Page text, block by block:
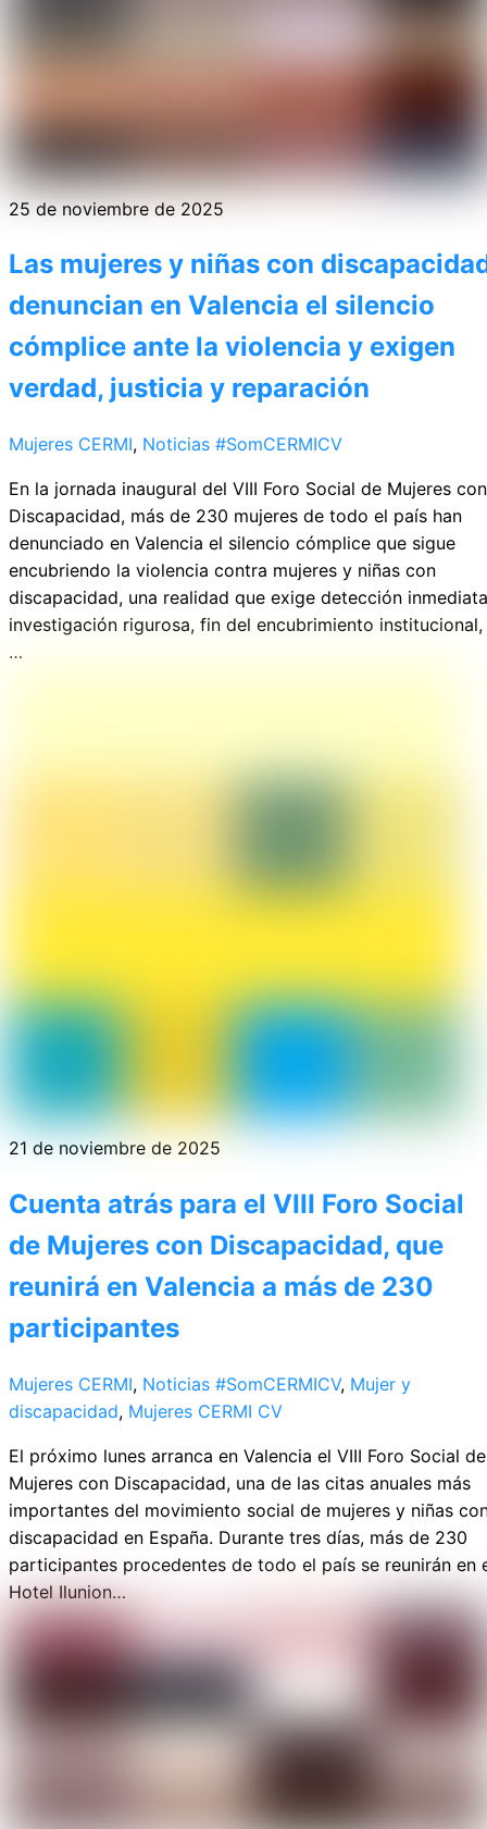
25 de noviembre de 2025
Las mujeres y niñas con
denuncian en Valencia el silencio
cómplice ante la violencia y exigen
verdad, justicia y reparación
Mujeres CERMI, Noticias #SomCERMICV
En la jornada inaugural del VIII Foro Social de Mujeres con
Discapacidad, más de 230 mujeres de todo el país han
denunciado en Valencia el silencio cómplice que sigue
encubriendo la violencia contra mujeres y niñas con
discapacidad, una realidad que exige detección
investigación rigurosa, fin del encubrimiento institucional,
…
21 de noviembre de 2025
Cuenta atrás para el VIII Foro Social
de Mujeres con Discapacidad, que
reunirá en Valencia a más de 230
participantes
Mujeres CERMI, Noticias #SomCERMICV, Mujer y
discapacidad, Mujeres CERMI CV
El próximo lunes arranca en Valencia el VIII Foro Social de
Mujeres con Discapacidad, una de las citas anuales más
importantes del movimiento social de mujeres y niñas
discapacidad en España. Durante tres días, más de 230
participantes procedentes de todo el país se reunirán en
Hotel Ilunion…